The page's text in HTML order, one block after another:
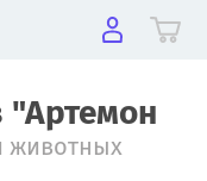
"Артемон
животных